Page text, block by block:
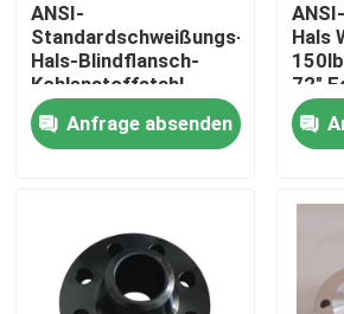
Produkte
Stahlrohr-Flansch
ANSI-Rohr-Flansch
ANSI-
Standardschweißungs-
Hals-Blindflansch-
Kohlenstoffstahl-
Antirost-Öl
Anfrage absenden
Hals
72"